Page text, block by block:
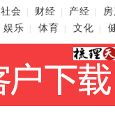
社会 财经 产经
娱乐 体育 文化